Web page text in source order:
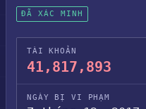
ĐÃ XÁC MINH
TÀI KHOẢN
41,817,893
NGÀY BỊ VI PHẠM